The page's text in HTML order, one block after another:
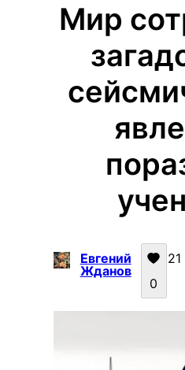
Мир
Евгений
Жданов
0